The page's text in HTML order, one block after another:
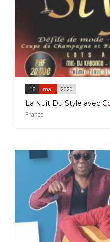
16 mai 2020
France